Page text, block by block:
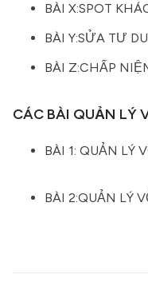
BÀI X:SPOT
BÀI Y:SỬA TƯ
BÀI Z:CHẤP
CÁC BÀI QUẢN LÝ
BÀI 1: QUẢN LÝ
BÀI 2:QUẢN LÝ